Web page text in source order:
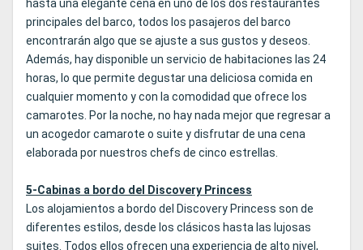
hasta una elegante cena en uno de los dos restaurantes
principales del barco, todos los pasajeros del barco
encontrarán algo que se ajuste a sus gustos y deseos.
Además, hay disponible un servicio de habitaciones las 24
horas, lo que permite degustar una deliciosa comida en
cualquier momento y con la comodidad que ofrece los
camarotes. Por la noche, no hay nada mejor que regresar a
un acogedor camarote o suite y disfrutar de una cena
elaborada por nuestros chefs de cinco estrellas.
5-Cabinas a bordo del Discovery Princess
Los alojamientos a bordo del Discovery Princess son de
diferentes estilos, desde los clásicos hasta las lujosas
suites. Todos ellos ofrecen una experiencia de alto nivel,